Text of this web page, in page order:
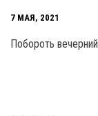
7 МАЯ, 2021
Побороть